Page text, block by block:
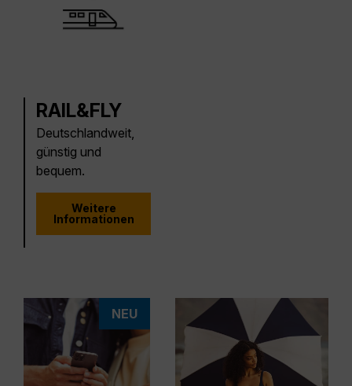
RAIL&FLY
Deutschlandweit,
günstig und
bequem.
Weitere
Informationen
NEU